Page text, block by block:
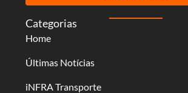
Categorias
Home
Últimas Notícias
iNFRA Transporte